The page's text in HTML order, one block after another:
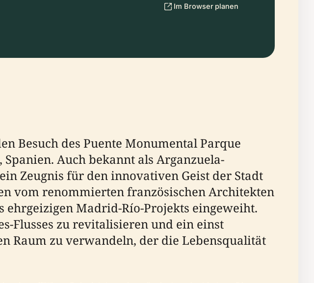
Im Browser planen
Besuch des Puente Monumental Parque
Auch bekannt als Arganzuela-
Zeugnis für den innovativen Geist der Stadt
vom renommierten französischen Architekten
ehrgeizigen Madrid-Río-Projekts eingeweiht.
Flusses zu revitalisieren und ein einst
Raum zu verwandeln, der die Lebensqualität